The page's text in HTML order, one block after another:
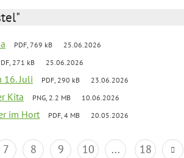
PDF, 769 kB 25.06.2026
271 kB 25.06.2026
16. Juli PDF, 290 kB 23.06.2026
Kita PNG, 2.2 MB 10.06.2026
im Hort PDF, 4 MB 20.05.2026
7 8 9 10 ... 18